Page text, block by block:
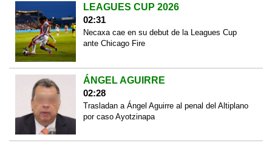
LEAGUES CUP 2026
02:31
Necaxa cae en su debut de la Leagues Cup
ante Chicago Fire
ÁNGEL AGUIRRE
02:28
Trasladan a Ángel Aguirre al penal del Altiplano
por caso Ayotzinapa